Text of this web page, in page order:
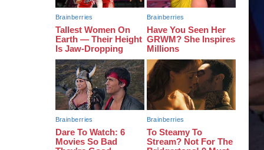
навчальних закладів (ФОТОФАКТ)
15:39 На честь загиблого захисника і
чемпіона світу в Черкасах відкрили
спортивно-реабілітаційний центр